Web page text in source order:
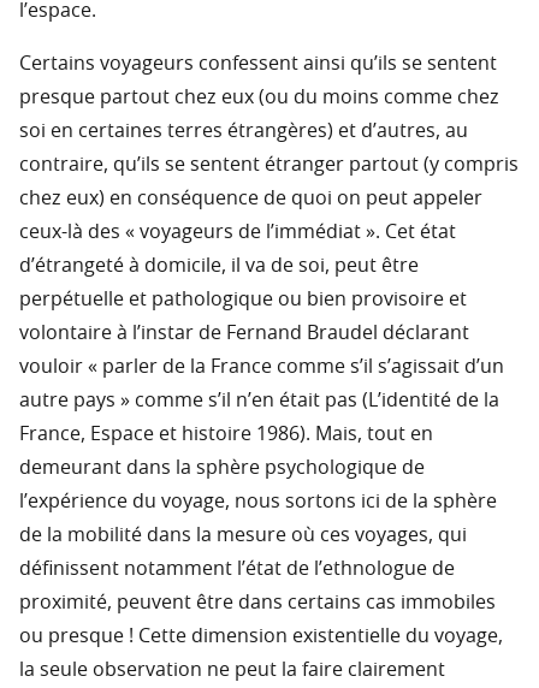
l’espace.
Certains voyageurs confessent ainsi qu’ils se sentent
presque partout chez eux (ou du moins comme chez
soi en certaines terres étrangères) et d’autres, au
contraire, qu’ils se sentent étranger partout (y compris
chez eux) en conséquence de quoi on peut appeler
ceux-là des « voyageurs de l’immédiat ». Cet état
d’étrangeté à domicile, il va de soi, peut être
perpétuelle et pathologique ou bien provisoire et
volontaire à l’instar de Fernand Braudel déclarant
vouloir « parler de la France comme s’il s’agissait d’un
autre pays » comme s’il n’en était pas (L’identité de la
France, Espace et histoire 1986). Mais, tout en
demeurant dans la sphère psychologique de
l’expérience du voyage, nous sortons ici de la sphère
de la mobilité dans la mesure où ces voyages, qui
définissent notamment l’état de l’ethnologue de
proximité, peuvent être dans certains cas immobiles
ou presque ! Cette dimension existentielle du voyage,
la seule observation ne peut la faire clairement